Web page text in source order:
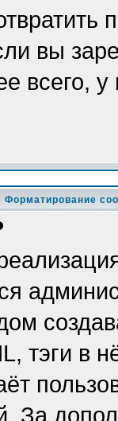
вы
всего,
Форматирование
тэги в
За